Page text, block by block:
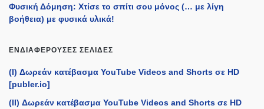
Φυσική Δόμηση: Χτίσε το σπίτι σου μόνος (… με λίγη
βοήθεια) με φυσικά υλικά!
ΕΝΔΙΑΦΈΡΟΥΣΕΣ ΣΕΛΊΔΕΣ
(I) Δωρεάν κατέβασμα YouTube Videos and Shorts σε HD
[publer.io]
(II) Δωρεάν κατέβασμα YouTube Videos and Shorts σε HD